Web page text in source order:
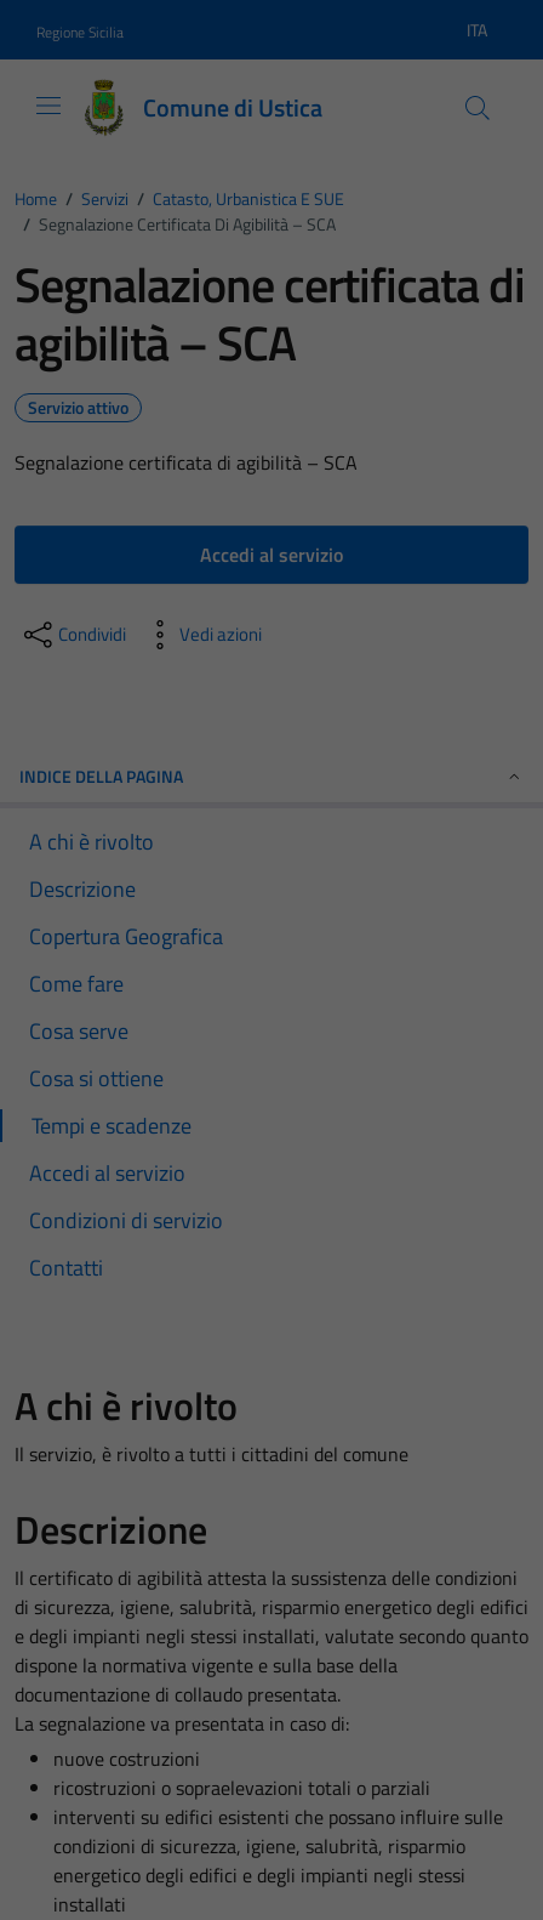
Regione Sicilia Lingua
ITA
Comune di Ustica
Home / Servizi / Catasto, Urbanistica E SUE
/ Segnalazione Certificata Di Agibilità – SCA
Segnalazione certificata di
agibilità – SCA
Servizio attivo
Segnalazione certificata di agibilità – SCA
Accedi al servizio
Condividi Vedi azioni
INDICE DELLA PAGINA
A chi è rivolto
Descrizione
Copertura Geografica
Come fare
Cosa serve
Cosa si ottiene
Tempi e scadenze
Accedi al servizio
Condizioni di servizio
Contatti
A chi è rivolto
Il servizio, è rivolto a tutti i cittadini del comune
Descrizione
Il certificato di agibilità attesta la sussistenza delle condizioni
di sicurezza, igiene, salubrità, risparmio energetico degli edifici
e degli impianti negli stessi installati, valutate secondo quanto
dispone la normativa vigente e sulla base della
documentazione di collaudo presentata.
La segnalazione va presentata in caso di:
nuove costruzioni
ricostruzioni o sopraelevazioni totali o parziali
interventi su edifici esistenti che possano influire sulle
condizioni di sicurezza, igiene, salubrità, risparmio
energetico degli edifici e degli impianti negli stessi
installati